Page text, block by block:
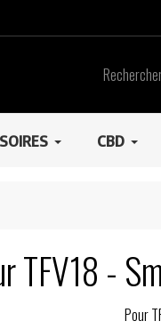
CBD
TFV18 -
Pour